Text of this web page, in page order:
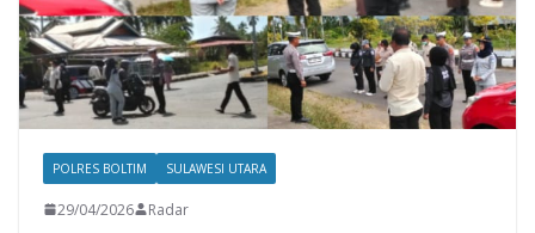
POLRES BOLTIM SULAWESI UTARA
29/04/2026 Radar